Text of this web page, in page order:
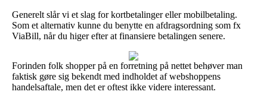
Generelt slår vi et slag for kortbetalinger eller mobilbetaling.
Som et alternativ kunne du benytte en afdragsordning som fx
ViaBill, når du higer efter at finansiere betalingen senere.
Forinden folk shopper på en forretning på nettet behøver man
faktisk gøre sig bekendt med indholdet af webshoppens
handelsaftale, men det er oftest ikke videre interessant.